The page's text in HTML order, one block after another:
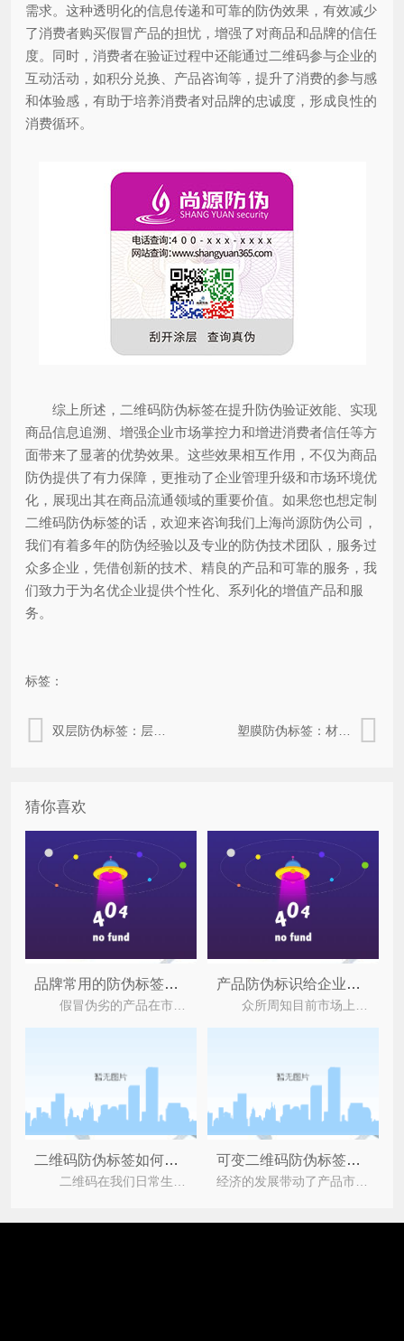
需求。这种透明化的信息传递和可靠的防伪效果，有效减少
了消费者购买假冒产品的担忧，增强了对商品和品牌的信任
度。同时，消费者在验证过程中还能通过二维码参与企业的
互动活动，如积分兑换、产品咨询等，提升了消费的参与感
和体验感，有助于培养消费者对品牌的忠诚度，形成良性的
消费循环。
综上所述，二维码防伪标签在提升防伪验证效能、实现
商品信息追溯、增强企业市场掌控力和增进消费者信任等方
面带来了显著的优势效果。这些效果相互作用，不仅为商品
防伪提供了有力保障，更推动了企业管理升级和市场环境优
化，展现出其在商品流通领域的重要价值。如果您也想定制
二维码防伪标签的话，欢迎来咨询我们上海尚源防伪公司，
我们有着多年的防伪经验以及专业的防伪技术团队，服务过
众多企业，凭借创新的技术、精良的产品和可靠的服务，我
们致力于为名优企业提供个性化、系列化的增值产品和服
务。
标签：
双层防伪标签：层级优势下的价值与好处 塑膜防伪标签：材质特性赋予的价值与作用
猜你喜欢
品牌常用的防伪标签具有什么优势特性？
假冒伪劣的产品在市场上络绎不绝，严重的损害了企业与消费者之间的合法权益，为此很多企业都会去
产品防伪标识给企业带来的优势优点
众所周知目前市场上有着不少的假冒伪劣产品，严重的损害了企业与消费者之间的合法权益，为了解决
二维码防伪标签如何实现防伪的？具有哪些优势？ 可变二维码防伪标签有哪些优势和技术原理？